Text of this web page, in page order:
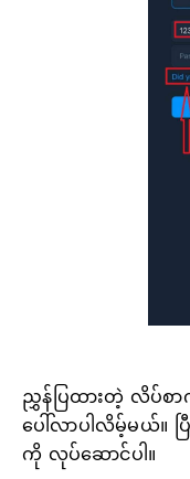
ညွှန်ပြထားတဲ့ လိပ်
ပေါ်လာပါလိမ့်မယ်။
ကို လုပ်ဆောင်ပါ။